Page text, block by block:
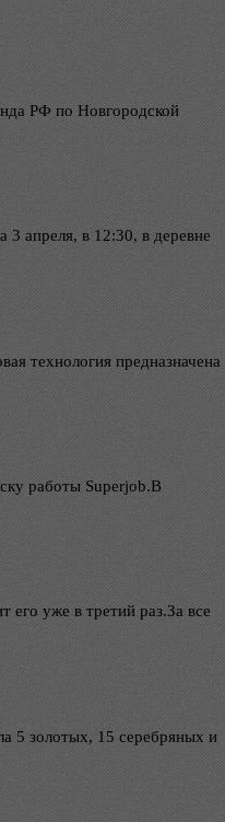
РФ по Новгородской
апреля, в 12:30, в деревне
технология предназначена
работы Superjob.В
его уже в третий раз.За все
5 золотых, 15 серебряных и